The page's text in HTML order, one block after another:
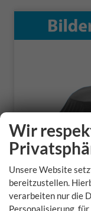
Opel Zafira Life
Wir
Unsere Website
bereitzustellen.
verarbeiten nur die
Personalisierung,